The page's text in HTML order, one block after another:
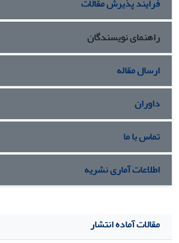
فرایند پذیرش مقالات
راهنمای نویسندگان
ارسال مقاله
داوران
تماس با ما
اطلاعات آماری نشریه
مقالات آماده انتشار